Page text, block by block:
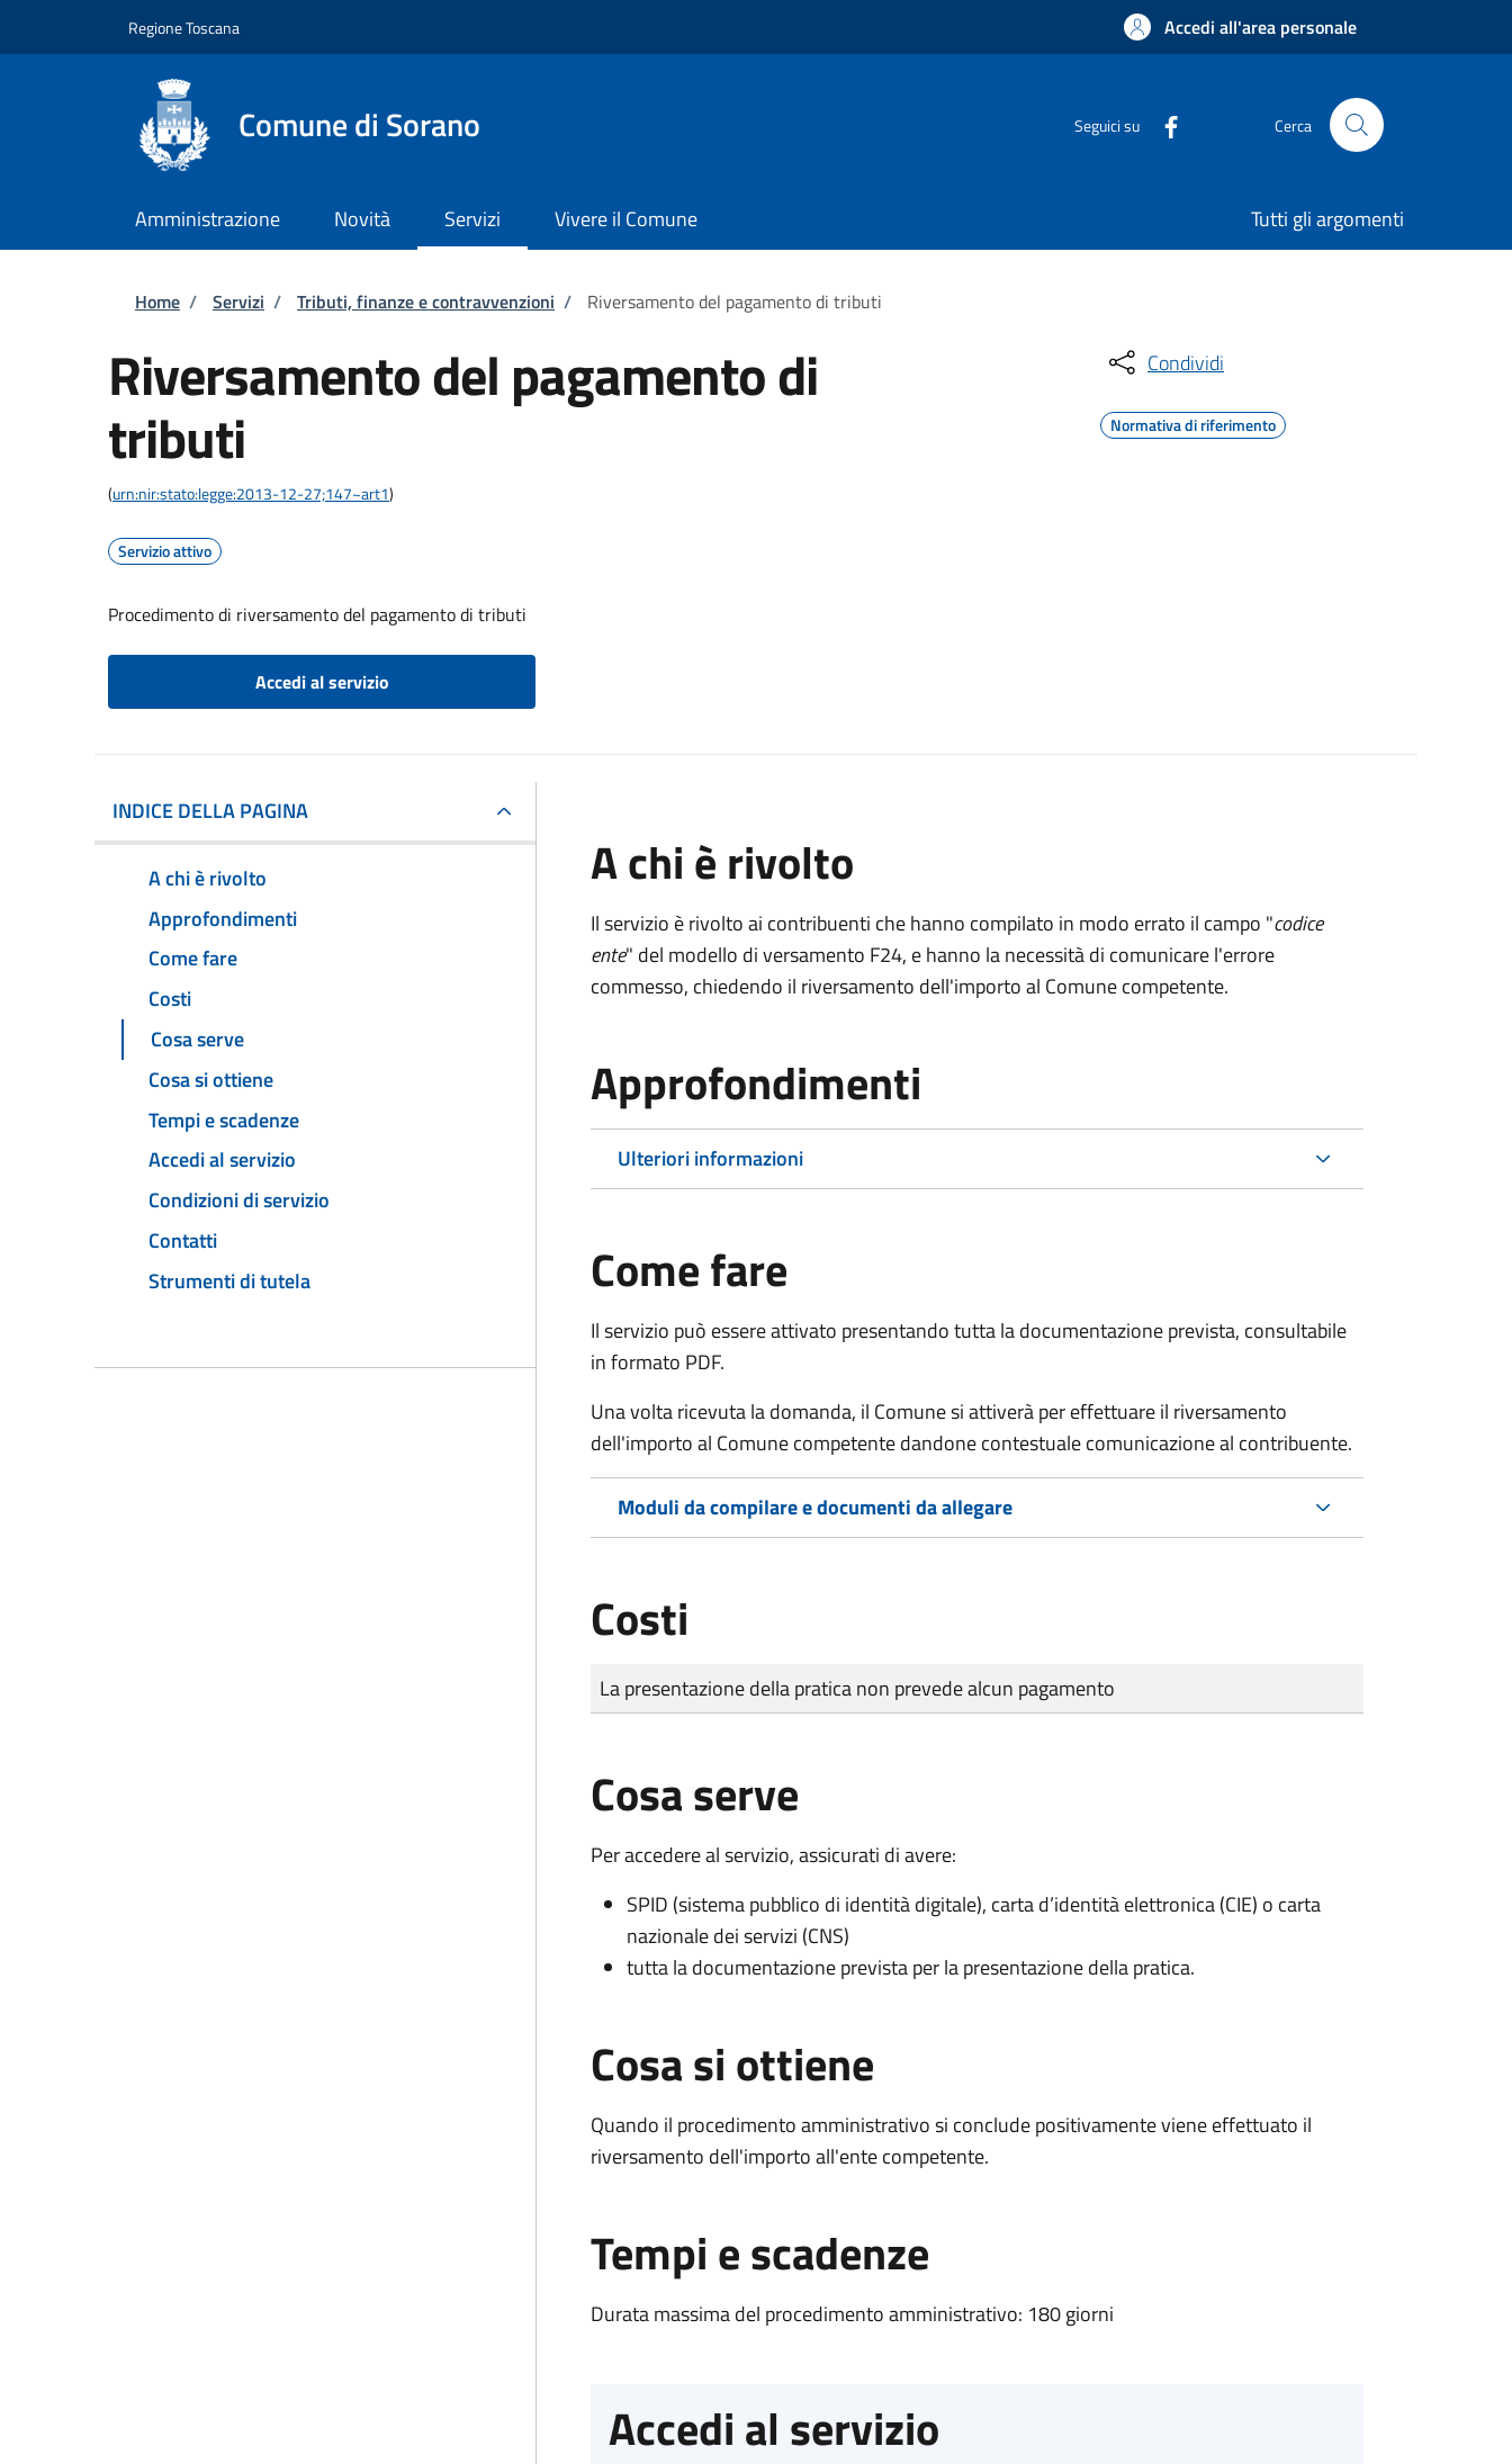
Regione Toscana Accedi all'area personale
Comune di Sorano Seguici su Cerca
Amministrazione Novità Servizi Vivere il Comune Tutti gli argomenti
Briciole di pane
Home / Servizi / Tributi, finanze e contravvenzioni / Riversamento del pagamento di tributi
Riversamento del pagamento di
tributi
(urn:nir:stato:legge:2013-12-27;147~art1)
Servizio attivo
Procedimento di riversamento del pagamento di tributi
Accedi al servizio
Condividi
Normativa di riferimento
INDICE DELLA PAGINA
A chi è rivolto
Approfondimenti
Come fare
Costi
Cosa serve
Cosa si ottiene
Tempi e scadenze
Accedi al servizio
Condizioni di servizio
Contatti
Strumenti di tutela
A chi è rivolto
Il servizio è rivolto ai contribuenti che hanno compilato in modo errato il campo "codice
ente" del modello di versamento F24, e hanno la necessità di comunicare l'errore
commesso, chiedendo il riversamento dell'importo al Comune competente.
Approfondimenti
Ulteriori informazioni
Come fare
Il servizio può essere attivato presentando tutta la documentazione prevista, consultabile
in formato PDF.
Una volta ricevuta la domanda, il Comune si attiverà per effettuare il riversamento
dell'importo al Comune competente dandone contestuale comunicazione al contribuente.
Moduli da compilare e documenti da allegare
Costi
Tipo di pagamento
Importo
La presentazione della pratica non prevede alcun pagamento
Cosa serve
Per accedere al servizio, assicurati di avere:
SPID (sistema pubblico di identità digitale), carta d’identità elettronica (CIE) o carta
nazionale dei servizi (CNS)
tutta la documentazione prevista per la presentazione della pratica.
Cosa si ottiene
Quando il procedimento amministrativo si conclude positivamente viene effettuato il
riversamento dell'importo all'ente competente.
Tempi e scadenze
Durata massima del procedimento amministrativo: 180 giorni
Accedi al servizio